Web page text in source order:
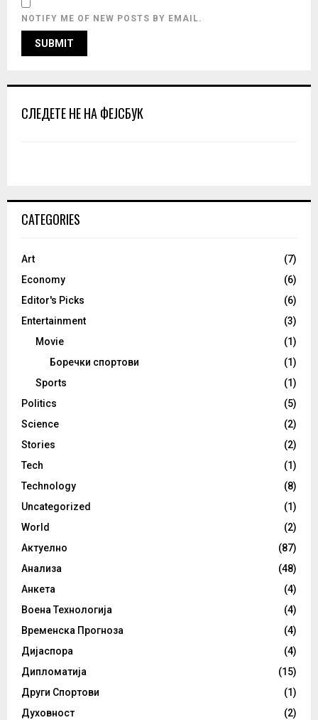
NOTIFY ME OF NEW POSTS BY EMAIL.
СЛЕДЕТЕ НЕ НА ФЕЈСБУК
CATEGORIES
Art
(7)
Economy
(6)
Editor's Picks
(6)
Entertainment
(3)
Movie
(1)
Боречки спортови
(1)
Sports
(1)
Politics
(5)
Science
(2)
Stories
(2)
Tech
(1)
Technology
(8)
Uncategorized
(1)
World
(2)
Актуелно
(87)
Анализа
(48)
Анкета
(4)
Воена Технологија
(4)
Временска Прогноза
(4)
Дијаспора
(4)
Дипломатија
(15)
Други Спортови
(1)
Духовност
(2)